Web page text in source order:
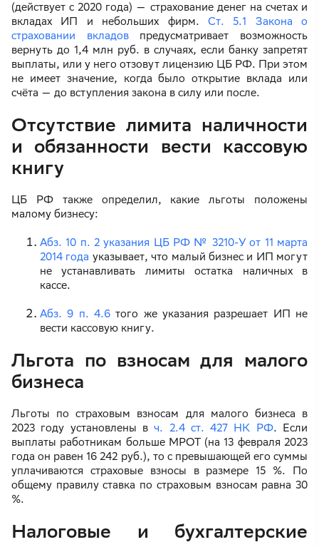
(действует с 2020 года) — страхование денег на счетах и
вкладах ИП и небольших фирм. Ст. 5.1 Закона о
страховании вкладовпредусматривает возможность
вернуть до 1,4 млн руб. в случаях, если банку запретят
выплаты, или у него отзовут лицензию ЦБ РФ. При этом
не имеет значение, когда было открытие вклада или
счёта — до вступления закона в силу или после.
Отсутствие лимита наличности
и обязанности вести кассовую
книгу
ЦБ РФ также определил, какие льготы положены
малому бизнесу:
Абз. 10 п. 2 указания ЦБ РФ № 3210-У от 11 марта
2014 года указывает, что малый бизнес и ИП могут
не устанавливать лимиты остатка наличных в
кассе.
Абз. 9 п. 4.6 того же указания разрешает ИП не
вести кассовую книгу.
Льгота по взносам для малого
бизнеса
Льготы по страховым взносам для малого бизнеса в
2023 году установлены вч. 2.4 ст. 427 НК РФ. Если
выплаты работникам больше МРОТ (на 13 февраля 2023
года он равен 16 242 руб.), то с превышающей его суммы
уплачиваются страховые взносы в размере 15 %. По
общему правилу ставка по страховым взносам равна 30
%.
Налоговые и бухгалтерские